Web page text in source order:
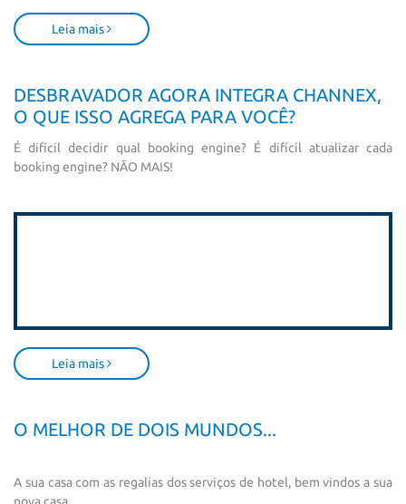
Leia mais
DESBRAVADOR AGORA INTEGRA CHANNEX,
O QUE ISSO AGREGA PARA VOCÊ?
É difícil decidir qual booking engine? É difícil atualizar cada
booking engine? NÃO MAIS!
Leia mais
O MELHOR DE DOIS MUNDOS...
A sua casa com as regalias dos serviços de hotel, bem vindos a sua